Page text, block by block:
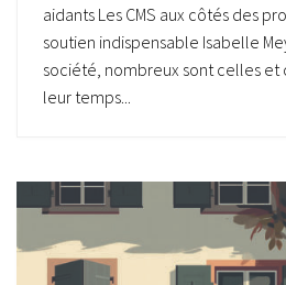
aidants Les CMS aux côtés des
soutien indispensable Isabelle
société, nombreux sont celles et
leur temps...